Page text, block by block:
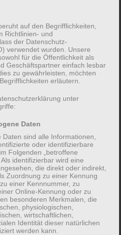
und
für
meine eigene Praxis in
paar Eckdaten zu
beruflichen
auf den Begrifflichkeiten,
Richtlinien- und
der Datenschutz-
verwendet wurden. Unsere
für die Öffentlichkeit als
Geschäftspartner einfach lesbar
zu gewährleisten, möchten
erläutern.
unter
Daten
sind alle Informationen,
oder identifizierbare
Folgenden „betroffene
identifizierbar wird eine
die direkt oder indirekt,
Zuordnung zu einer Kennung
einer Kennnummer, zu
Online-Kennung oder zu
besonderen Merkmalen, die
physiologischen,
wirtschaftlichen,
Identität dieser natürlichen
werden kann.